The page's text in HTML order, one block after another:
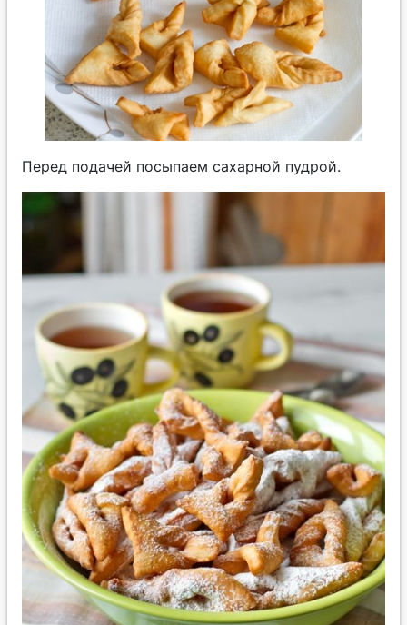
Перед подачей посыпаем сахарной пудрой.